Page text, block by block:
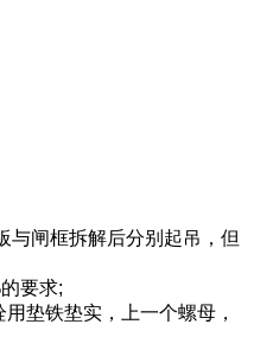
与闸框拆解后分别起吊，但
要求;
垫铁垫实，上一个螺母，